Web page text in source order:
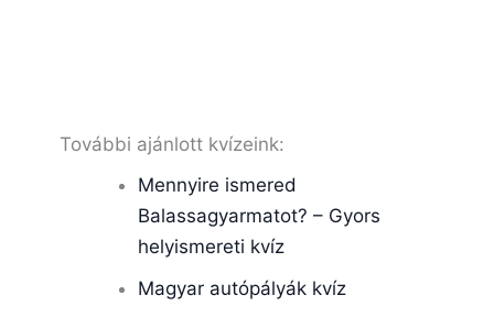
További ajánlott kvízeink:
Mennyire ismered
Balassagyarmatot? – Gyors
helyismereti kvíz
Magyar autópályák kvíz